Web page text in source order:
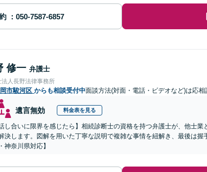
修一 弁護士
法人長野法律事務所
市駿河区 からも相談受付中面談方法(対面・電話・ビデオなど)は応相
遺言無効 料金表を見る
話し合いに限界を感じたら】相続診断士の資格を持つ弁護士が、他士
決します。図解を用いた丁寧な説明で複雑な事情を紐解き、最後は握
神奈川県対応】